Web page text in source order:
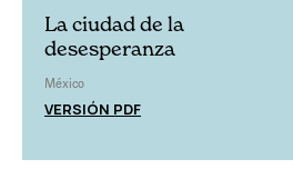
La ciudad de la
desesperanza
México
VERSIÓN PDF